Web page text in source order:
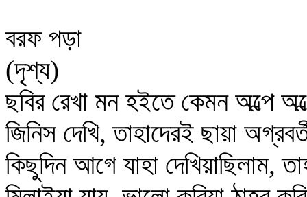
বরফ পড়া
(দৃশ্য)
ছবির রেখা মন হইতে কেমন অল্পে
জিনিস দেখি, তাহাদেরই ছায়া
কিছুদিন আগে যাহা দেখিয়াছিলাম,